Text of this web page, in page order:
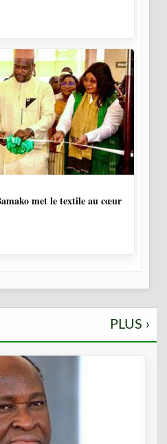
met le textile au cœur
PLUS ›